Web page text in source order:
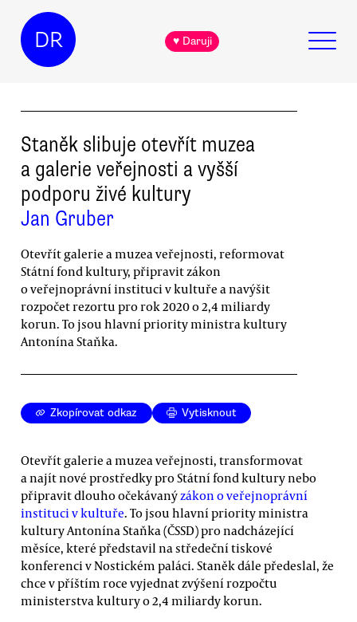
DR ♥ Daruji
Staněk slibuje otevřít muzea
a galerie veřejnosti a vyšší
podporu živé kultury
Jan Gruber
Otevřít galerie a muzea veřejnosti, reformovat
Státní fond kultury, připravit zákon
o veřejnoprávní instituci v kultuře a navýšit
rozpočet rezortu pro rok 2020 o 2,4 miliardy
korun. To jsou hlavní priority ministra kultury
Antonína Staňka.
Zkopírovat odkaz Vytisknout
Otevřít galerie a muzea veřejnosti, transformovat
a najít nové prostředky pro Státní fond kultury nebo
připravit dlouho očekávaný zákon o veřejnoprávní
instituci v kultuře. To jsou hlavní priority ministra
kultury Antonína Staňka (ČSSD) pro nadcházející
měsíce, které představil na středeční tiskové
konferenci v Nostickém paláci. Staněk dále předeslal, že
chce v příštím roce vyjednat zvýšení rozpočtu
ministerstva kultury o 2,4 miliardy korun.